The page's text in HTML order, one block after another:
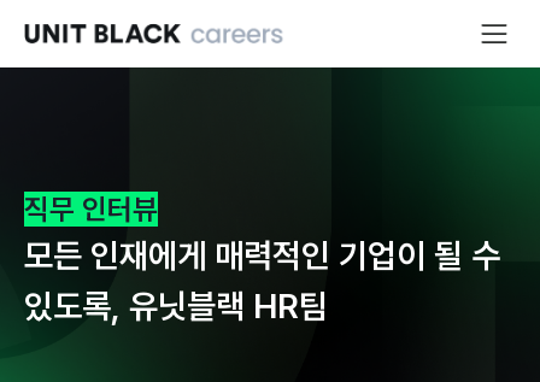
직무 인터뷰
모든 인재에게 매력적인 기업이 될 수
있도록, 유닛블랙 HR팀